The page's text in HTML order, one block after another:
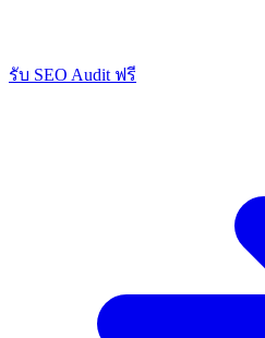
รับ SEO Audit ฟรี